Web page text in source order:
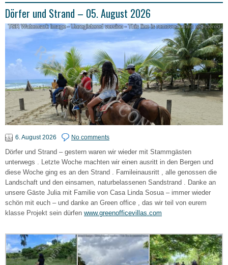
Dörfer und Strand – 05. August 2026
6. August 2026 No comments
Dörfer und Strand – gestern waren wir wieder mit Stammgästen
unterwegs . Letzte Woche machten wir einen ausritt in den Bergen und
diese Woche ging es an den Strand . Famileinausritt , alle genossen die
Landschaft und den einsamen, naturbelassenen Sandstrand . Danke an
unsere Gäste Julia mit Familie von Casa Linda Sosua – immer wieder
schön mit euch – und danke an Green office , das wir teil von eurem
klasse Projekt sein dürfen www.greenofficevillas.com